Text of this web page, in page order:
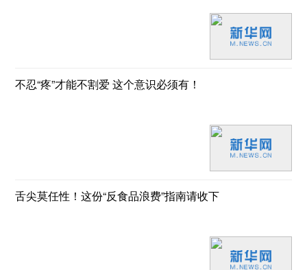
不忍“疼”才能不割爱 这个意识必须有！
舌尖莫任性！这份“反食品浪费”指南请收下